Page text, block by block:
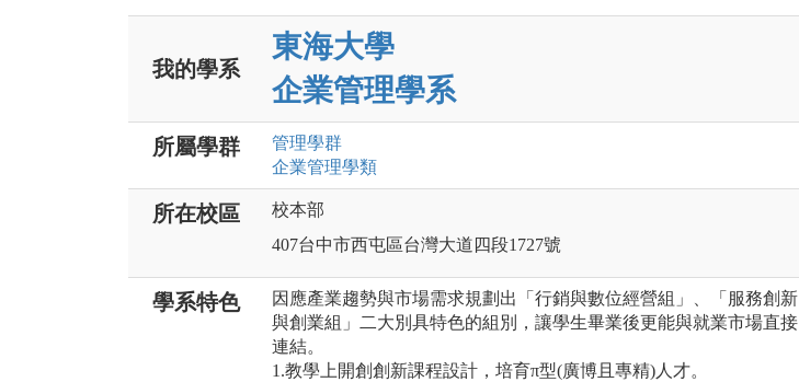
我的學系
東海大學
企業管理學系
所屬學群 管理學群
企業管理學類
所在校區
校本部
407台中市西屯區台灣大道四段1727號
學系特色
因應產業趨勢與市場需求規劃出「行銷與數位經營組」、「服務創新
與創業組」二大別具特色的組別，讓學生畢業後更能與就業市場直接
連結。
1.教學上開創創新課程設計，培育π型(廣博且專精)人才。